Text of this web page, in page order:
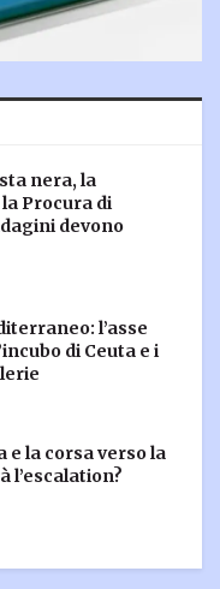
nera, la
Procura di
devono
l’asse
di Ceuta e i
e la corsa verso la
l’escalation?